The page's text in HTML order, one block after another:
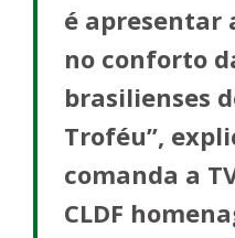
é apresentar
no conforto
brasilienses
Troféu”,
comanda a
CLDF